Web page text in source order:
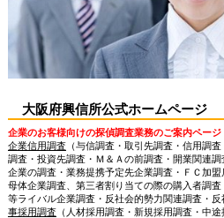
大阪府興信所公式ホームページ
企業のお客様向けの探偵調査業務のご案内ページ
企業信用調査（与信調査・取引先調査・信用調
調査・投資先調査・Ｍ＆Ａの前調査・開業関連
企業の調査・業務提携予定先企業調査・ＦＣ加
母体企業調査、第三者割り当ての際の購入者調
等ライバル企業調査・反社会的勢力関連調査・
事採用調査（人材採用調査・新規採用調査・中